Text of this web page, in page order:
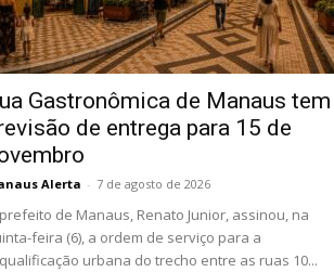
Gastronômica de Manaus tem
de entrega para 15 de
Alerta - 7 de agosto de 2026
de Manaus, Renato Junior, assinou, na
feira (6), a ordem de serviço para a
urbana do trecho entre as ruas 10...